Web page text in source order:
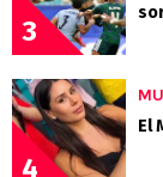
3
4
El